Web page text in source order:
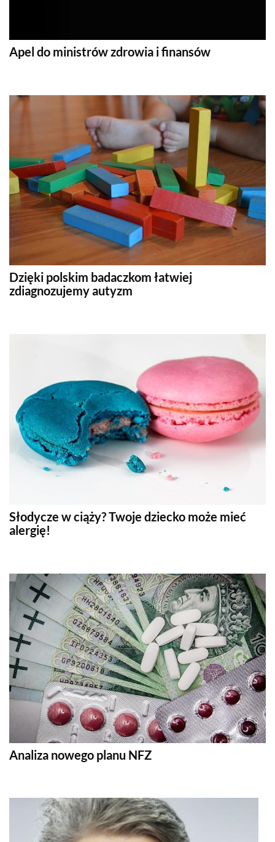
Apel do ministrów zdrowia i finansów
Dzięki polskim badaczkom łatwiej
zdiagnozujemy autyzm
Słodycze w ciąży? Twoje dziecko może mieć
alergię!
Analiza nowego planu NFZ